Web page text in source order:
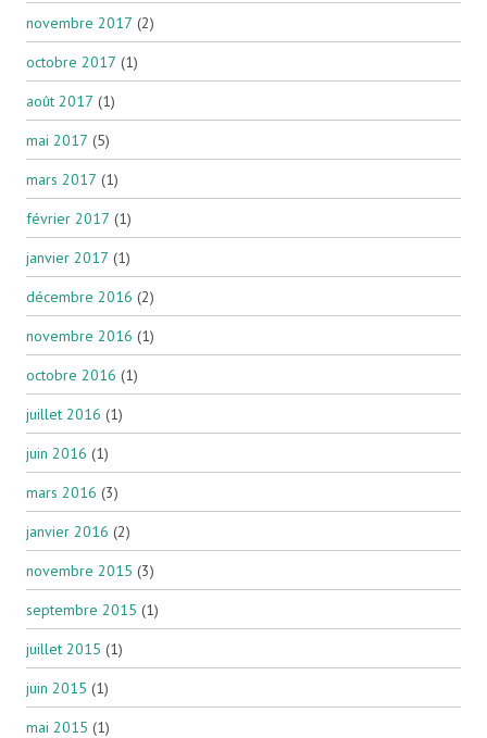
novembre 2017 (2)
octobre 2017 (1)
août 2017 (1)
mai 2017 (5)
mars 2017 (1)
février 2017 (1)
janvier 2017 (1)
décembre 2016 (2)
novembre 2016 (1)
octobre 2016 (1)
juillet 2016 (1)
juin 2016 (1)
mars 2016 (3)
janvier 2016 (2)
novembre 2015 (3)
septembre 2015 (1)
juillet 2015 (1)
juin 2015 (1)
mai 2015 (1)